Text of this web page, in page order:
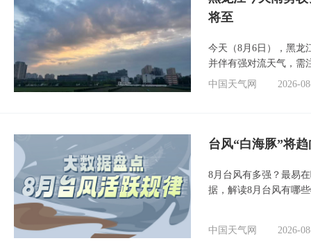
将至
今天（8月6日），黑龙
并伴有强对流天气，需
中国天气网
2026-
台风“白海豚”将
8月台风有多强？最易
据，解读8月台风有哪
中国天气网 2026-